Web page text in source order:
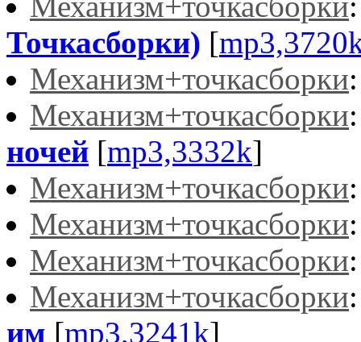
Точкасборки) [
Механизм+точкасборки
Механизм+точкасборки
ночей [mp3,3332k]
Механизм+точкасборки
Механизм+точкасборки
Механизм+точкасборки
Механизм+точкасборки
им [mp3,3241k]